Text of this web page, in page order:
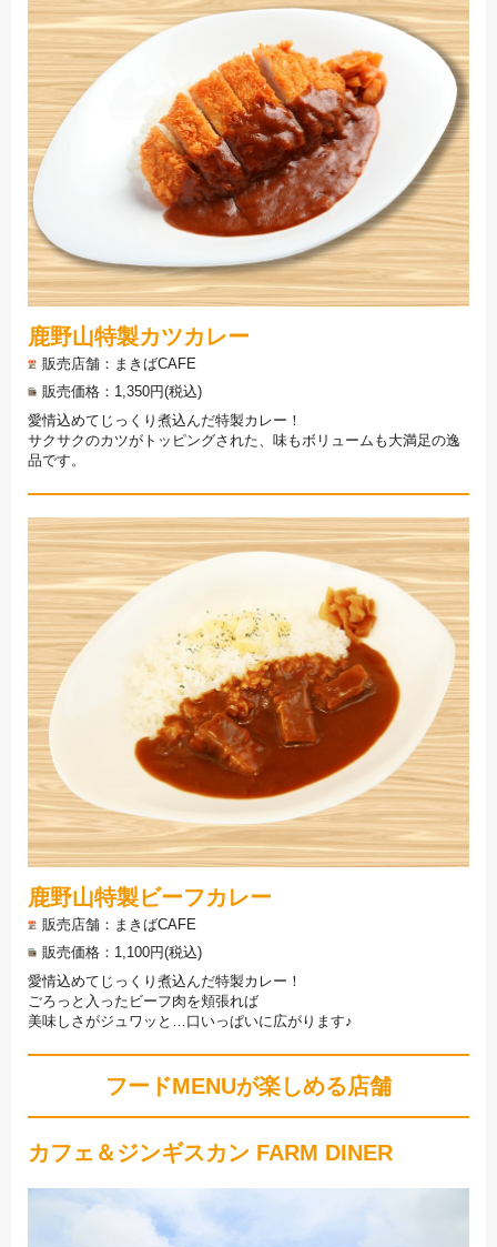
鹿野山特製カツカレー
販売店舗
まきばCAFE
販売価格
1,350円(税込)
愛情込めてじっくり煮込んだ特製カレー！
サクサクのカツがトッピングされた、味もボリュームも大満足の逸
品です。
鹿野山特製ビーフカレー
販売店舗
まきばCAFE
販売価格
1,100円(税込)
愛情込めてじっくり煮込んだ特製カレー！
ごろっと入ったビーフ肉を頬張れば
美味しさがジュワッと…口いっぱいに広がります♪
フードMENUが楽しめる店舗
カフェ＆ジンギスカン FARM DINER